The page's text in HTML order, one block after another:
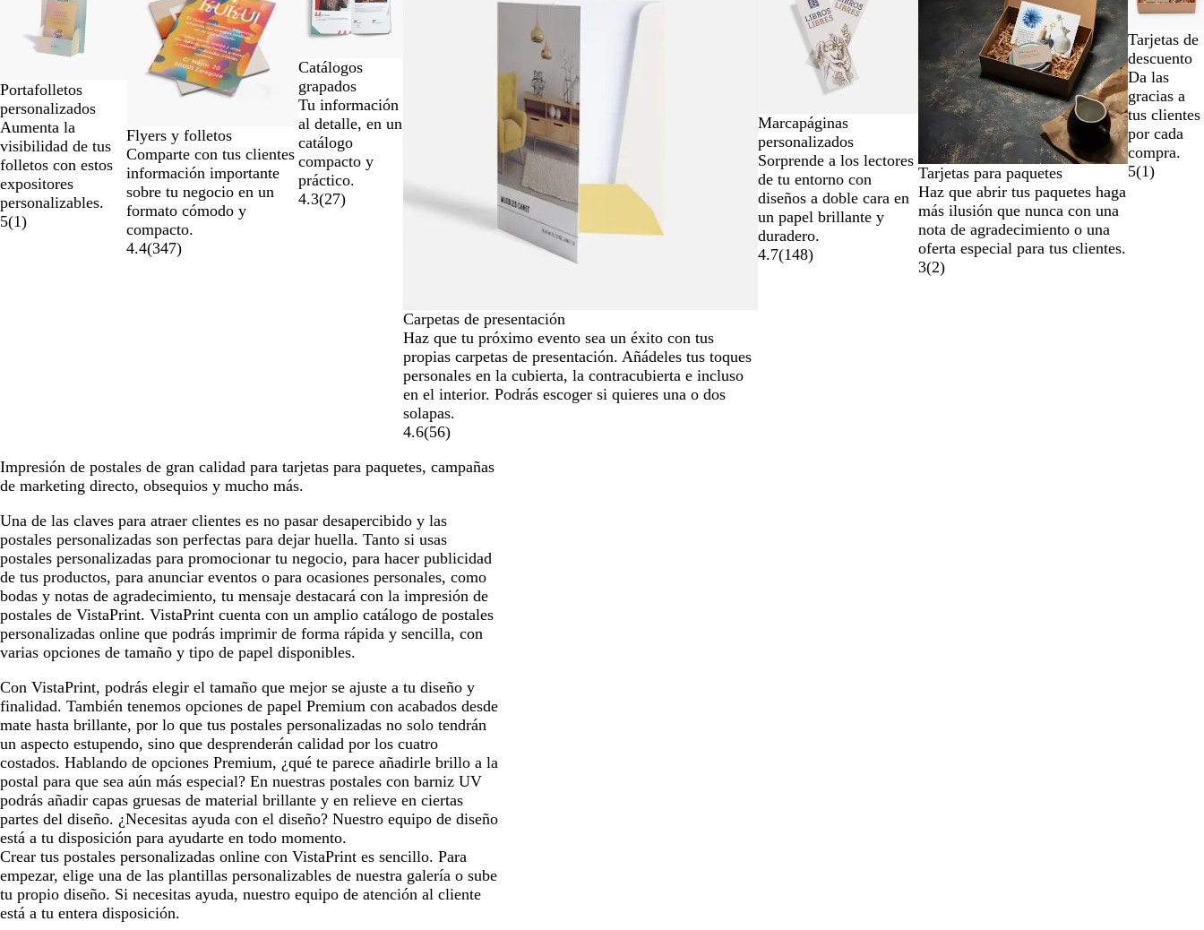
Portafolletos
personalizados
Aumenta la
visibilidad de tus
folletos con estos
expositores
personalizables.
5(1)
Flyers y folletos
Comparte con tus clientes
información importante
sobre tu negocio en un
formato cómodo y
compacto.
4.4(347)
Catálogos
grapados
Tu información
al detalle, en un
catálogo
compacto y
práctico.
4.3(27)
Carpetas de presentación
Haz que tu próximo evento sea un éxito con tus
propias carpetas de presentación. Añádeles tus toques
personales en la cubierta, la contracubierta e incluso
en el interior. Podrás escoger si quieres una o dos
solapas.
4.6(56)
Marcapáginas
personalizados
Sorprende a los lectores
de tu entorno con
diseños a doble cara en
un papel brillante y
duradero.
4.7(148)
Tarjetas para paquetes
Haz que abrir tus paquetes haga
más ilusión que nunca con una
nota de agradecimiento o una
oferta especial para tus clientes.
3(2)
Tarjetas de
descuento
Da las
gracias a
tus clientes
por cada
compra.
5(1)
de
un
total
de
7
Impresión de postales de gran calidad para tarjetas para paquetes, campañas
de marketing directo, obsequios y mucho más.
Una de las claves para atraer clientes es no pasar desapercibido y las
postales personalizadas son perfectas para dejar huella. Tanto si usas
postales personalizadas para promocionar tu negocio, para hacer publicidad
de tus productos, para anunciar eventos o para ocasiones personales, como
bodas y notas de agradecimiento, tu mensaje destacará con la impresión de
postales de VistaPrint. VistaPrint cuenta con un amplio catálogo de postales
personalizadas online que podrás imprimir de forma rápida y sencilla, con
varias opciones de tamaño y tipo de papel disponibles.
Con VistaPrint, podrás elegir el tamaño que mejor se ajuste a tu diseño y
finalidad. También tenemos opciones de papel Premium con acabados desde
mate hasta brillante, por lo que tus postales personalizadas no solo tendrán
un aspecto estupendo, sino que desprenderán calidad por los cuatro
costados. Hablando de opciones Premium, ¿qué te parece añadirle brillo a la
postal para que sea aún más especial? En nuestras postales con barniz UV
podrás añadir capas gruesas de material brillante y en relieve en ciertas
partes del diseño. ¿Necesitas ayuda con el diseño? Nuestro equipo de diseño
está a tu disposición para ayudarte en todo momento.
Crear tus postales personalizadas online con VistaPrint es sencillo. Para
empezar, elige una de las plantillas personalizables de nuestra galería o sube
tu propio diseño. Si necesitas ayuda, nuestro equipo de atención al cliente
está a tu entera disposición.